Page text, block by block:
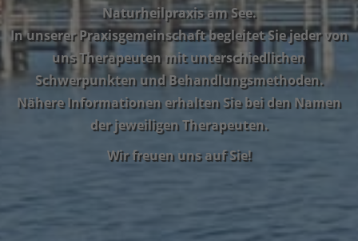
Naturheilpraxis am See.
In unserer Praxisgemeinschaft begleitet Sie jeder von
uns Therapeuten mit unterschiedlichen
Schwerpunkten und Behandlungsmethoden.
Nähere Informationen erhalten Sie bei den Namen
der jeweiligen Therapeuten.
Wir freuen uns auf Sie!